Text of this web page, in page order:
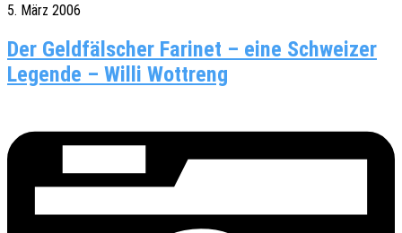
5. März 2006
Der Geldfälscher Farinet – eine Schweizer
Legende – Willi Wottreng